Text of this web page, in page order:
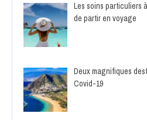
Les soins particuliers
de partir en voyage
Deux magnifiques
Covid-19